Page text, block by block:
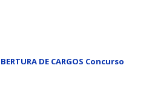
DE CARGOS Concurso